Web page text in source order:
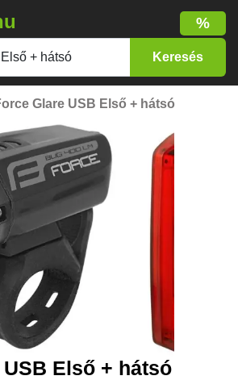
%
Glare USB Első + hátsó
Első + hátsó